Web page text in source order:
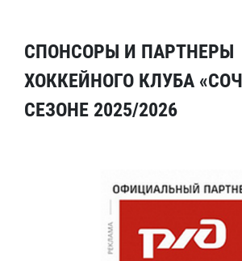
СПОНСОРЫ И ПАРТНЕРЫ
ХОККЕЙНОГО КЛУБА
СЕЗОНЕ 2025/2026